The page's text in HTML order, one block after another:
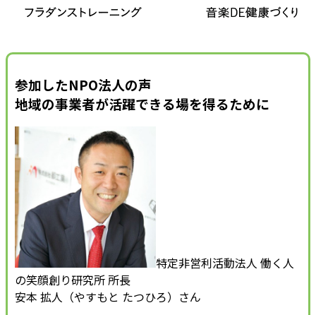
参加したNPO法人の声
地域の事業者が活躍できる場を得るために
特定非営利活動法人 働く人
の笑顔創り研究所 所長
安本 拡人（やすもと たつひろ）さん